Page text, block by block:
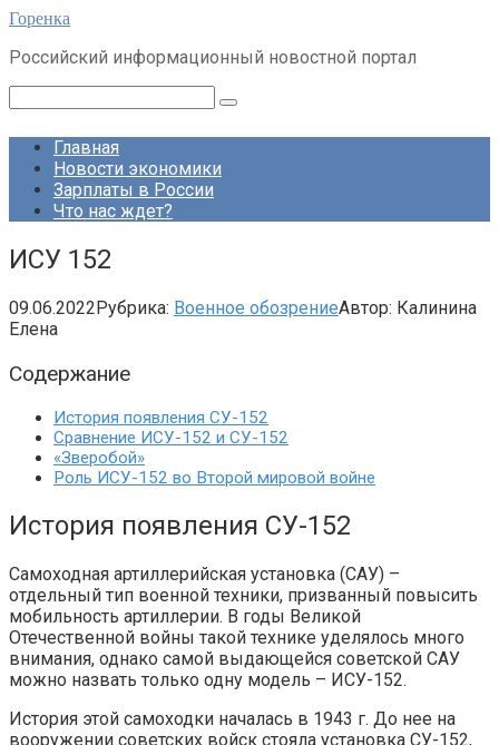
Перейти
контенту
Горенка
Российский информационный новостной портал
Главная
Новости экономики
Зарплаты в России
Что нас ждет?
ИСУ 152
09.06.2022Рубрика: Военное обозрениеАвтор: Калинина
Елена
Содержание
История появления СУ-152
Сравнение ИСУ-152 и СУ-152
«Зверобой»
Роль ИСУ-152 во Второй мировой войне
История появления СУ-152
Самоходная артиллерийская установка (САУ) –
отдельный тип военной техники, призванный повысить
мобильность артиллерии. В годы Великой
Отечественной войны такой технике уделялось много
внимания, однако самой выдающейся советской САУ
можно назвать только одну модель – ИСУ-152.
История этой самоходки началась в 1943 г. До нее на
вооружении советских войск стояла установка СУ-152,